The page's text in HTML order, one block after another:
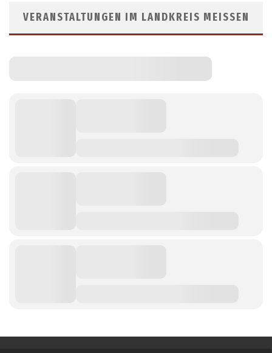
VERANSTALTUNGEN IM LANDKREIS MEISSEN